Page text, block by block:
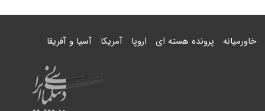
خاورمیانه پرونده هسته ای اروپا آمریکا آسیا و آفریقا